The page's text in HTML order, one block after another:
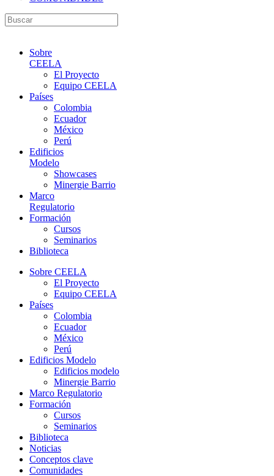
Sobre
CEELA
El Proyecto
Equipo CEELA
Países
Colombia
Ecuador
México
Perú
Edificios
Modelo
Showcases
Minergie Barrio
Marco
Regulatorio
Formación
Cursos
Seminarios
Biblioteca
Sobre CEELA
El Proyecto
Equipo CEELA
Países
Colombia
Ecuador
México
Perú
Edificios Modelo
Edificios modelo
Minergie Barrio
Marco Regulatorio
Formación
Cursos
Seminarios
Biblioteca
Noticias
Conceptos clave
Comunidades